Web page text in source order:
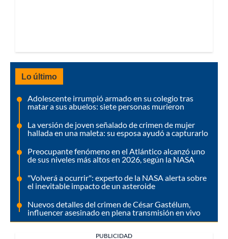
Lo último
Adolescente irrumpió armado en su colegio tras
matar a sus abuelos: siete personas murieron
La versión de joven señalado de crimen de mujer
hallada en una maleta: su esposa ayudó a capturarlo
Preocupante fenómeno en el Atlántico alcanzó uno
de sus niveles más altos en 2026, según la NASA
"Volverá a ocurrir": experto de la NASA alerta sobre
el inevitable impacto de un asteroide
Nuevos detalles del crimen de César Gastélum,
influencer asesinado en plena transmisión en vivo
PUBLICIDAD